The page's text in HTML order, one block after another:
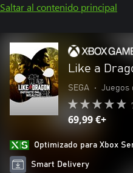
Saltar al contenido principal
Like a
SEGA • Juegos
69,99 €+
Optimizado para Xbox
Smart Delivery